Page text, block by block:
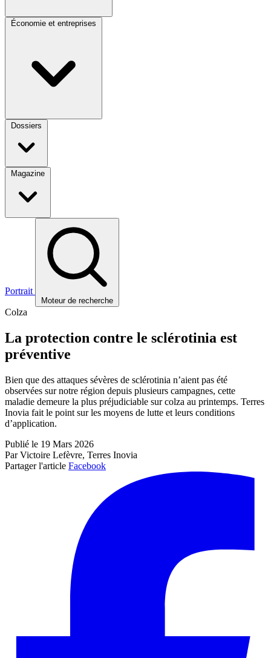
Économie et entreprises
Dossiers
Magazine
Portrait
Moteur de recherche
Colza
La protection contre le sclérotinia est
préventive
Bien que des attaques sévères de sclérotinia n’aient pas été
observées sur notre région depuis plusieurs campagnes, cette
maladie demeure la plus préjudiciable sur colza au printemps. Terres
Inovia fait le point sur les moyens de lutte et leurs conditions
d’application.
Publié le 19 Mars 2026
Par Victoire Lefèvre, Terres Inovia
Partager l'article Facebook